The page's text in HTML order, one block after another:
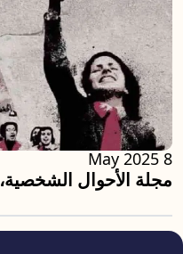
مجلة الأحوال الشخصية، 1956-2006
8 May 2025